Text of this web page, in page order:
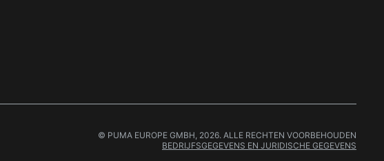
© PUMA EUROPE GMBH, 2026. ALLE RECHTEN VOORBEHOUDEN
BEDRIJFSGEGEVENS EN JURIDISCHE GEGEVENS